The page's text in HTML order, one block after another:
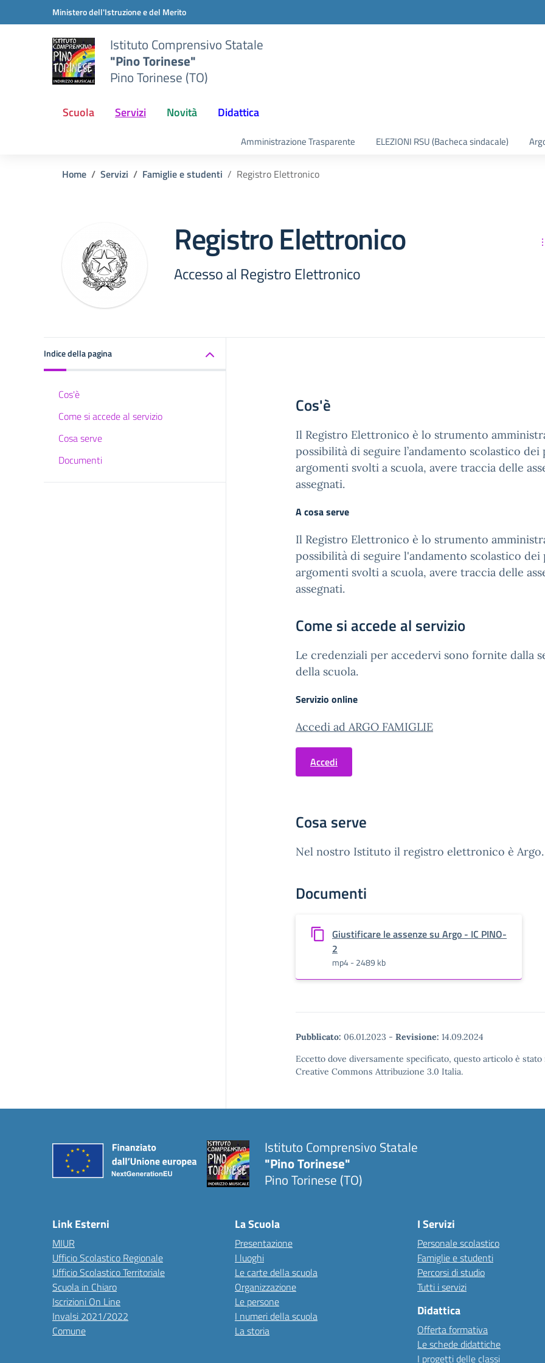
Vai ai contenuti
Vai al menu di navigazioneMinistero dell'Istruzione e del Merito
Istituto Comprensivo Statale
"Pino Torinese"
Pino Torinese (TO)
Scuola Servizi Novità Didattica
Amministrazione Trasparente ELEZIONI RSU (Bacheca sindacale)
Home Servizi Famiglie e studenti Registro Elettronico
Registro Elettronico
Accesso al Registro Elettronico
Indice della pagina
Cos'è
Come si accede al servizio
Cosa serve
Documenti
Cos'è
Il Registro Elettronico è lo strumento
possibilità di seguire l’andamento scolastico
argomenti svolti a scuola, avere traccia delle
assegnati.
A cosa serve
Il Registro Elettronico è lo strumento
possibilità di seguire l'andamento scolastico
argomenti svolti a scuola, avere traccia delle
assegnati.
Come si accede al servizio
Le credenziali per accedervi sono fornite dalla
della scuola.
Servizio online
Accedi ad ARGO FAMIGLIE
Accedi
Cosa serve
Nel nostro Istituto il registro elettronico è Argo.
Documenti
Giustificare le assenze su Argo - IC PINO-
2
mp4 - 2489 kb
Pubblicato: 06.01.2023 - Revisione: 14.09.2024
Eccetto dove diversamente specificato, questo articolo è
Creative Commons Attribuzione 3.0 Italia.
Istituto Comprensivo Statale
"Pino Torinese"
Pino Torinese (TO)
Link Esterni
MIUR
Ufficio Scolastico Regionale
Ufficio Scolastico Territoriale
Scuola in Chiaro
Iscrizioni On Line
Invalsi 2021/2022
Comune
La Scuola
Presentazione
I luoghi
Le carte della scuola
Organizzazione
Le persone
I numeri della scuola
La storia
I Servizi
Personale scolastico
Famiglie e studenti
Percorsi di studio
Tutti i servizi
Didattica
Offerta formativa
Le schede didattiche
I progetti delle classi